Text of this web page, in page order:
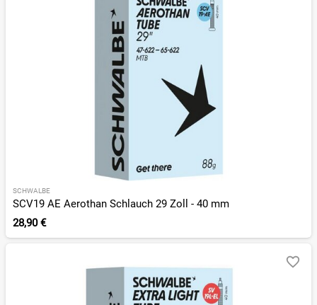
SCHWALBE
SCV19 AE Aerothan Schlauch 29 Zoll - 40 mm
28,90 €